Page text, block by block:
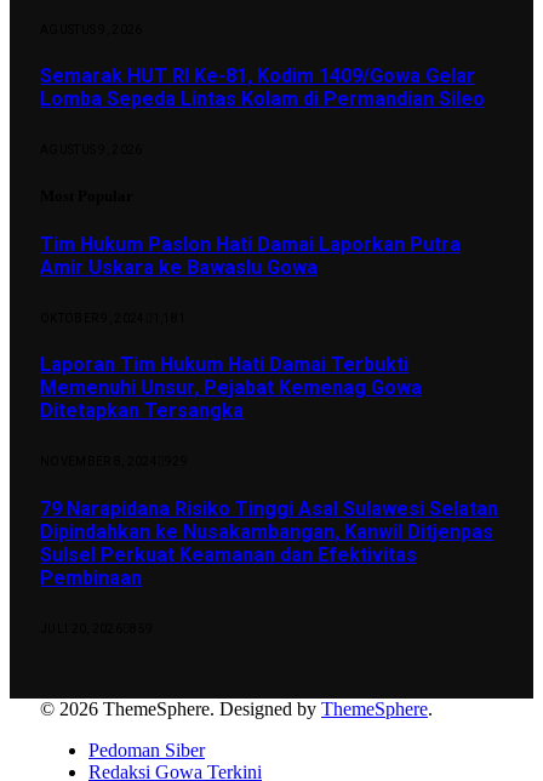
Semarak HUT RI Ke-81, Kodim 1409/Gowa Gelar
Lomba Sepeda Lintas Kolam di Permandian Sileo
Tim Hukum Paslon Hati Damai Laporkan Putra
Amir Uskara ke Bawaslu Gowa
Laporan Tim Hukum Hati Damai Terbukti
Memenuhi Unsur, Pejabat Kemenag Gowa
Ditetapkan Tersangka
79 Narapidana Risiko Tinggi Asal Sulawesi Selatan
Dipindahkan ke Nusakambangan, Kanwil Ditjenpas
Sulsel Perkuat Keamanan dan Efektivitas
Pembinaan
© 2026 ThemeSphere. Designed by ThemeSphere.
Pedoman Siber
Redaksi Gowa Terkini